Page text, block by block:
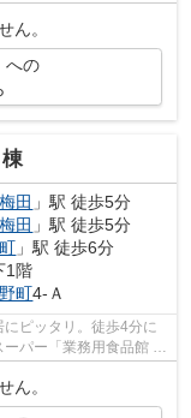
ん。
への
田 」駅 徒歩5分
田 」駅 徒歩5分
」駅 徒歩6分
1階
町4-Ａ
にピッタリ。徒歩4分に
パー「業務用食品館 中
ん。